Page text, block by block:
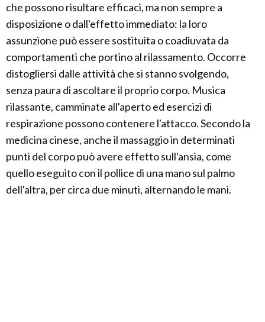
che possono risultare efficaci, ma non sempre a
disposizione o dall'effetto immediato: la loro
assunzione può essere sostituita o coadiuvata da
comportamenti che portino al rilassamento. Occorre
distogliersi dalle attività che si stanno svolgendo,
senza paura di ascoltare il proprio corpo. Musica
rilassante, camminate all'aperto ed esercizi di
respirazione possono contenere l'attacco. Secondo la
medicina cinese, anche il massaggio in determinati
punti del corpo può avere effetto sull'ansia, come
quello eseguito con il pollice di una mano sul palmo
dell'altra, per circa due minuti, alternando le mani.